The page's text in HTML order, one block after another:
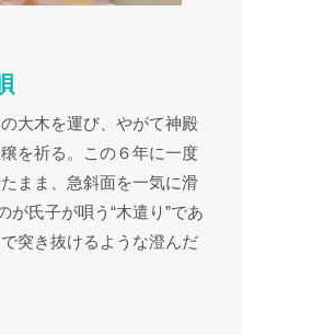
大木を運び、やがて神殿
を祈る。この６年に一度
まま、急斜面を一気に滑
が氏子が唄う“木遣り”であ
突き抜けるような澄んだ